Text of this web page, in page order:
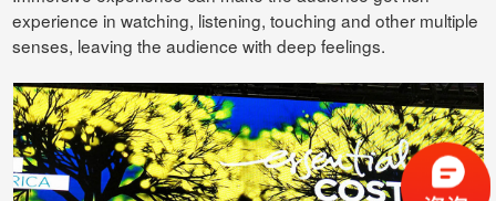
experience in watching, listening, touching and other multiple
senses, leaving the audience with deep feelings.